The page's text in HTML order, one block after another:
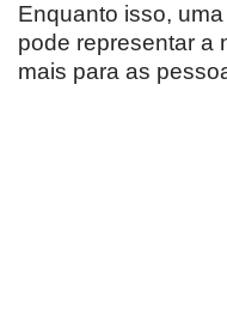
Enquanto isso,
pode representar a
mais para as